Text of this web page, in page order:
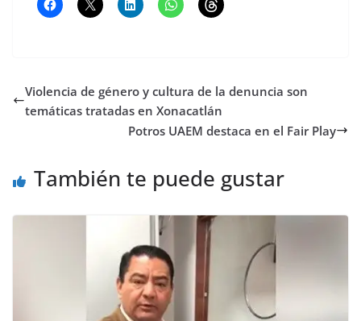
Violencia de género y cultura de la denuncia son
temáticas tratadas en Xonacatlán
Potros UAEM destaca en el Fair Play
También te puede gustar